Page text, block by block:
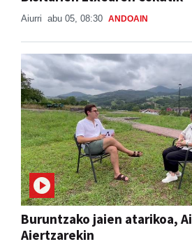
Aiurri abu 05, 08:30 ANDOAIN
Buruntzako jaien atarikoa,
Aiertzarekin